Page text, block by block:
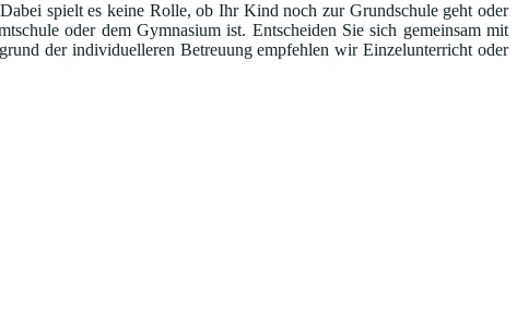
spielt es keine Rolle, ob Ihr Kind noch zur Grundschule geht oder
oder dem Gymnasium ist. Entscheiden Sie sich gemeinsam mit
der individuelleren Betreuung empfehlen wir Einzelunterricht oder